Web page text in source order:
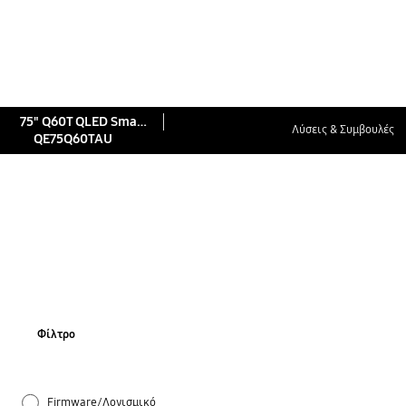
75" Q60T QLED Smart 4K TV (2020)
QE75Q60TAU
Λύσεις & Συμβουλές
Φίλτρο
Firmware/Λογισμικό